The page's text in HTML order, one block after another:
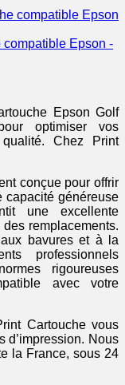
Epson -
Epson Golf
optimiser vos
Chez Print
conçue pour offrir
capacité généreuse
une excellente
remplacements.
bavures et à la
professionnels
rigoureuses
avec votre
Cartouche vous
d’impression. Nous
la France, sous 24